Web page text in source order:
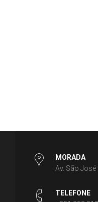
MORADA
Av. São
TELEFONE